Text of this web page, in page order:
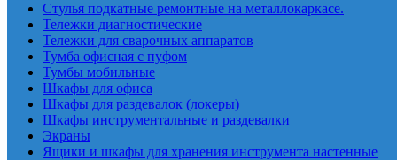
Стулья подкатные ремонтные на металлокаркасе.
Тележки диагностические
Тележки для сварочных аппаратов
Тумба офисная с пуфом
Тумбы мобильные
Шкафы для офиса
Шкафы для раздевалок (локеры)
Шкафы инструментальные и раздевалки
Экраны
Ящики и шкафы для хранения инструмента настенные